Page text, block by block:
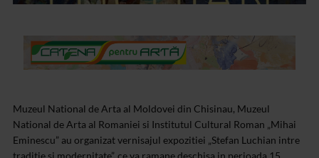
Muzeul National de Arta al Moldovei din Chisinau, Muzeul
National de Arta al Romaniei si Institutul Cultural Roman „Mihai
Eminescu” au organizat vernisajul expozitiei „Stefan Luchian intre
traditie si modernitate”, ce va ramane deschisa in perioada 15